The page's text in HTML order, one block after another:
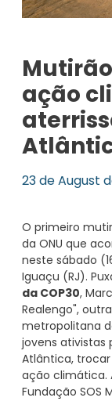
ação
23 de August
O primeiro
da ONU que
neste sábado
Iguaçu (RJ).
da COP30,
Realengo",
metropolitana
jovens ativistas
Atlântica,
ação climática.
Fundação SOS